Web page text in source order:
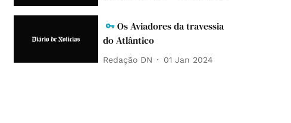
Os Aviadores da travessia
do Atlântico
Redação DN 01 Jan 2024